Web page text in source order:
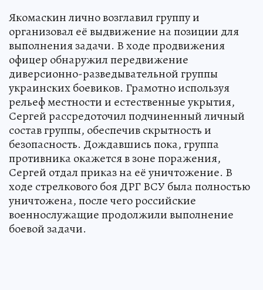
Якомаскин лично возглавил группу и
организовал её выдвижение на позиции для
выполнения задачи. В ходе продвижения
офицер обнаружил передвижение
диверсионно-разведывательной группы
украинских боевиков. Грамотно используя
рельеф местности и естественные укрытия,
Сергей рассредоточил подчиненный личный
состав группы, обеспечив скрытность и
безопасность. Дождавшись пока, группа
противника окажется в зоне поражения,
Сергей отдал приказ на её уничтожение. В
ходе стрелкового боя ДРГ ВСУ была полностью
уничтожена, после чего российские
военнослужащие продолжили выполнение
боевой задачи.